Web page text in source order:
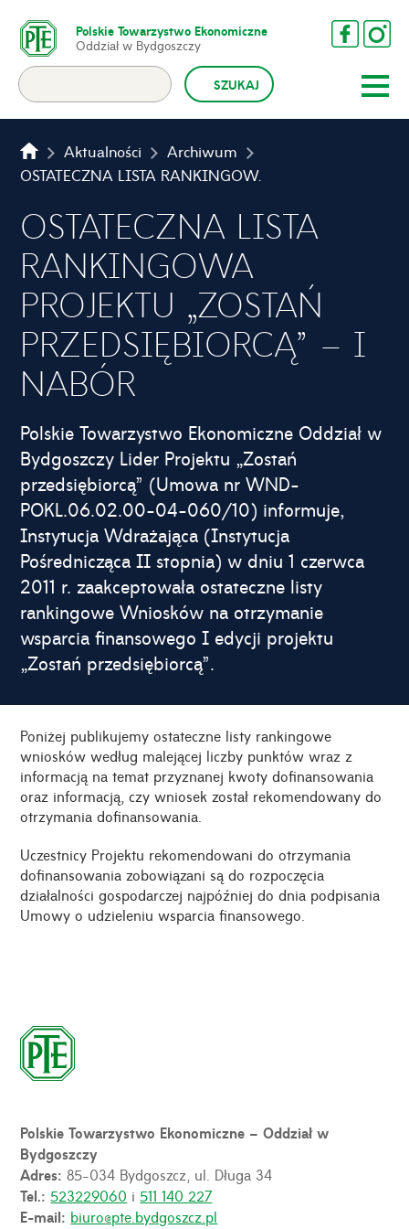
Polskie Towarzystwo Ekonomiczne
Oddział w Bydgoszczy
Aktualności
Archiwum
OSTATECZNA LISTA RANKINGOWA PROJEKTU „ZOSTAŃ PRZEDSIĘBIORCĄ” – I NABÓR
OSTATECZNA LISTA
RANKINGOWA
PROJEKTU „ZOSTAŃ
PRZEDSIĘBIORCĄ” – I
NABÓR
Polskie Towarzystwo Ekonomiczne Oddział w
Bydgoszczy Lider Projektu „Zostań
przedsiębiorcą” (Umowa nr WND-
POKL.06.02.00-04-060/10) informuje,
Instytucja Wdrażająca (Instytucja
Pośrednicząca II stopnia) w dniu 1 czerwca
2011 r. zaakceptowała ostateczne listy
rankingowe Wniosków na otrzymanie
wsparcia finansowego I edycji projektu
„Zostań przedsiębiorcą”.
Poniżej publikujemy ostateczne listy rankingowe
wniosków według malejącej liczby punktów wraz z
informacją na temat przyznanej kwoty dofinansowania
oraz informacją, czy wniosek został rekomendowany do
otrzymania dofinansowania.
Uczestnicy Projektu rekomendowani do otrzymania
dofinansowania zobowiązani są do rozpoczęcia
działalności gospodarczej najpóźniej do dnia podpisania
Umowy o udzieleniu wsparcia finansowego.
Polskie Towarzystwo Ekonomiczne – Oddział w
Bydgoszczy
Adres:85-034 Bydgoszcz, ul. Długa 34
Tel.:523229060 i511 140 227
E-mail: biuro@pte.bydgoszcz.pl